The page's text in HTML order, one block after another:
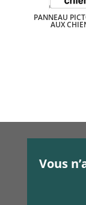
PANNEAU
AUX
Vous